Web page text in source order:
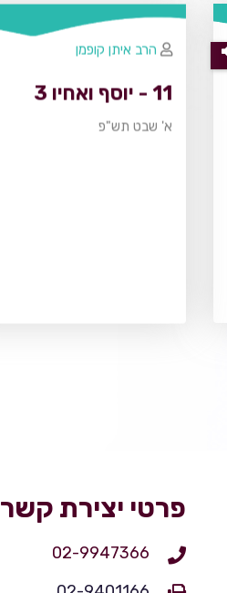
11 - יוסף ואחיו 3
א' שבט תש"פ
הרב איתן קופמן
פרטי יצירת קשר
02-9947366